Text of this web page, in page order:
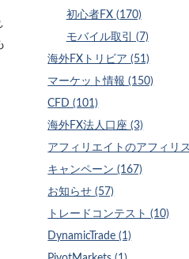
初心者FX (170)
モバイル取引 (7)
海外FXトリビア (51)
マーケット情報 (150)
CFD (101)
海外FX法人口座 (3)
アフィリエイトのアフィリ
キャンペーン (167)
お知らせ (57)
トレードコンテスト (10)
DynamicTrade (1)